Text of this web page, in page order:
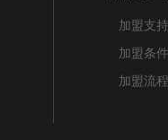
加盟支持
加盟条件
加盟流程